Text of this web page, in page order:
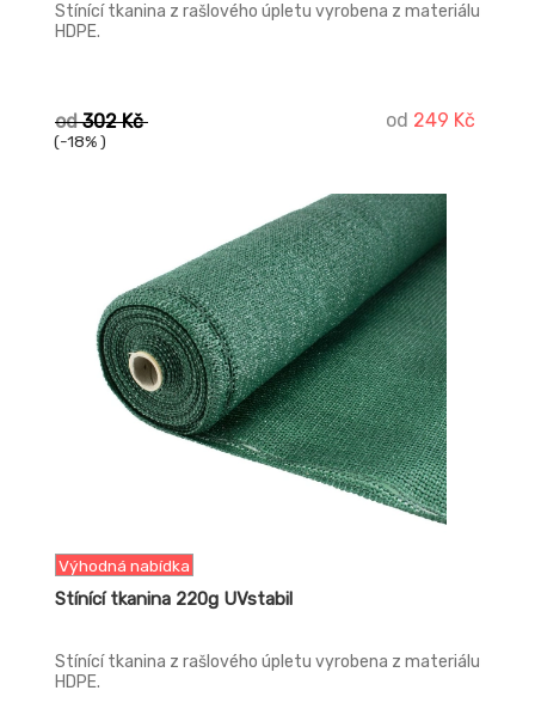
Stínící tkanina z rašlového úpletu vyrobena z materiálu
HDPE.
od302 Kč
(-18% )
od 249 Kč
Výhodná nabídka
Stínící tkanina 220g UVstabil
Stínící tkanina z rašlového úpletu vyrobena z materiálu
HDPE.